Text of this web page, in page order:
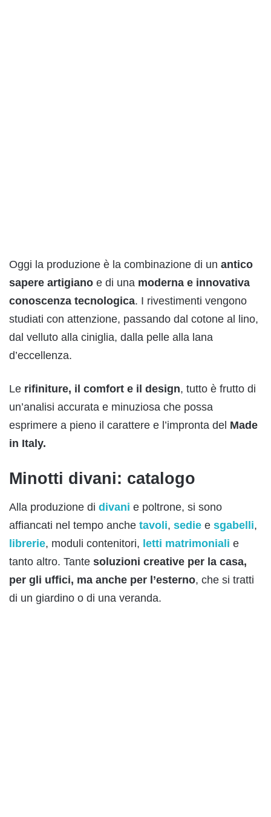
Oggi la produzione è la combinazione di un antico
sapere artigiano e di una moderna e innovativa
conoscenza tecnologica. I rivestimenti vengono
studiati con attenzione, passando dal cotone al lino,
dal velluto alla ciniglia, dalla pelle alla lana
d’eccellenza.
Le rifiniture, il comfort e il design, tutto è frutto di
un’analisi accurata e minuziosa che possa
esprimere a pieno il carattere e l’impronta del Made
in Italy.
Minotti divani: catalogo
Alla produzione di divani e poltrone, si sono
affiancati nel tempo anche tavoli, sedie e sgabelli,
librerie, moduli contenitori, letti matrimoniali e
tanto altro. Tante soluzioni creative per la casa,
per gli uffici, ma anche per l’esterno, che si tratti
di un giardino o di una veranda.